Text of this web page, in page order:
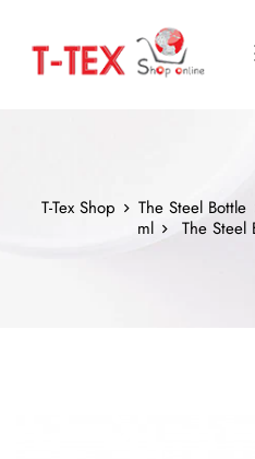
T-Tex Shop The Steel Bottle
ml
The Steel